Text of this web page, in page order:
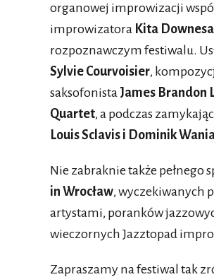
organowej improwizacji
improwizatora Kita Downesa
rozpoznawczym festiwalu.
Sylvie Courvoisier,
saksofonistaJames Brandon
Quartet, a podczas
Louis Sclavis i Dominik
Nie zabraknie także
in Wrocław, wyczekiwanych
artystami, poranków
wieczornych Jazztopad
Zapraszamy na festiwal tak